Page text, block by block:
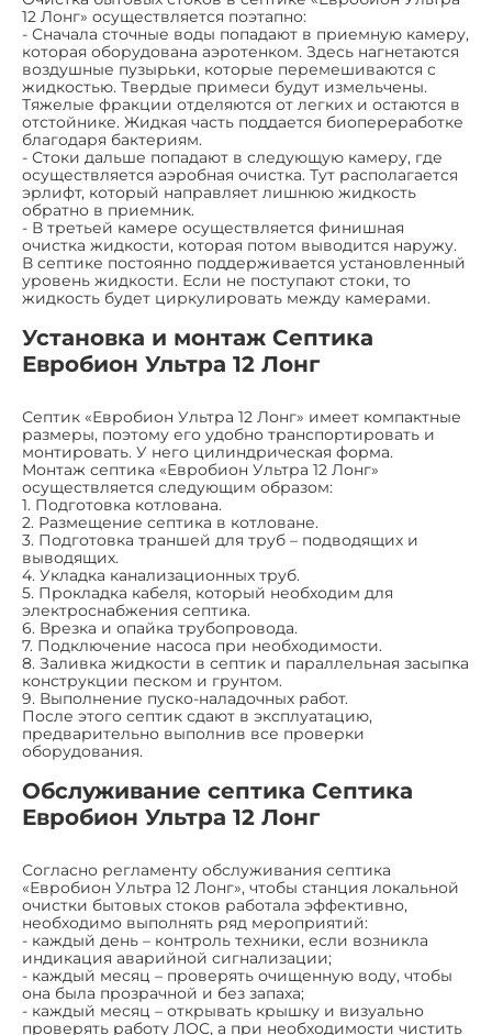
12 Лонг» осуществляется поэтапно:
- Сначала сточные воды попадают в приемную камеру,
которая оборудована аэротенком. Здесь нагнетаются
воздушные пузырьки, которые перемешиваются с
жидкостью. Твердые примеси будут измельчены.
Тяжелые фракции отделяются от легких и остаются в
отстойнике. Жидкая часть поддается биопереработке
благодаря бактериям.
- Стоки дальше попадают в следующую камеру, где
осуществляется аэробная очистка. Тут располагается
эрлифт, который направляет лишнюю жидкость
обратно в приемник.
- В третьей камере осуществляется финишная
очистка жидкости, которая потом выводится наружу.
В септике постоянно поддерживается установленный
уровень жидкости. Если не поступают стоки, то
жидкость будет циркулировать между камерами.
Установка и монтаж Септика
Евробион Ультра 12 Лонг
Септик «Евробион Ультра 12 Лонг» имеет компактные
размеры, поэтому его удобно транспортировать и
монтировать. У него цилиндрическая форма.
Монтаж септика «Евробион Ультра 12 Лонг»
осуществляется следующим образом:
1. Подготовка котлована.
2. Размещение септика в котловане.
3. Подготовка траншей для труб – подводящих и
выводящих.
4. Укладка канализационных труб.
5. Прокладка кабеля, который необходим для
электроснабжения септика.
6. Врезка и опайка трубопровода.
7. Подключение насоса при необходимости.
8. Заливка жидкости в септик и параллельная засыпка
конструкции песком и грунтом.
9. Выполнение пуско-наладочных работ.
После этого септик сдают в эксплуатацию,
предварительно выполнив все проверки
оборудования.
Обслуживание септика Септика
Евробион Ультра 12 Лонг
Согласно регламенту обслуживания септика
«Евробион Ультра 12 Лонг», чтобы станция локальной
очистки бытовых стоков работала эффективно,
необходимо выполнять ряд мероприятий:
- каждый день – контроль техники, если возникла
индикация аварийной сигнализации;
- каждый месяц – проверять очищенную воду, чтобы
она была прозрачной и без запаха;
- каждый месяц – открывать крышку и визуально
проверять работу ЛОС, а при необходимости чистить